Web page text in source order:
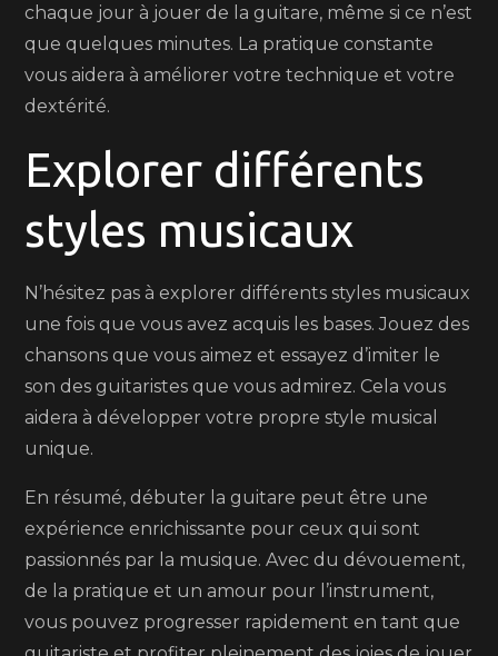
chaque jour à jouer de la guitare, même si ce n’est
que quelques minutes. La pratique constante
vous aidera à améliorer votre technique et votre
dextérité.
Explorer différents
styles musicaux
N’hésitez pas à explorer différents styles musicaux
une fois que vous avez acquis les bases. Jouez des
chansons que vous aimez et essayez d’imiter le
son des guitaristes que vous admirez. Cela vous
aidera à développer votre propre style musical
unique.
En résumé, débuter la guitare peut être une
expérience enrichissante pour ceux qui sont
passionnés par la musique. Avec du dévouement,
de la pratique et un amour pour l’instrument,
vous pouvez progresser rapidement en tant que